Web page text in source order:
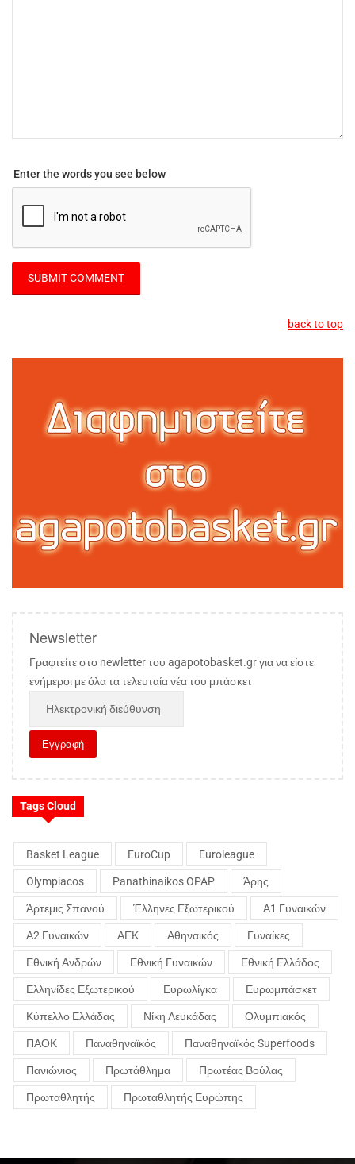
Enter the words you see below
back to top
Newsletter
Γραφτείτε στο newletter του agapotobasket.gr για να είστε
ενήμεροι με όλα τα τελευταία νέα του μπάσκετ
Tags Cloud
Basket League EuroCup Euroleague
Olympiacos Panathinaikos OPAP Άρης
Άρτεμις Σπανού Έλληνες Εξωτερικού Α1 Γυναικών
Α2 Γυναικών ΑΕΚ Αθηναικός Γυναίκες
Εθνική Ανδρών Εθνική Γυναικών Εθνική Ελλάδος
Ελληνίδες Εξωτερικού Ευρωλίγκα Ευρωμπάσκετ
Κύπελλο Ελλάδας Νίκη Λευκάδας Ολυμπιακός
ΠΑΟΚ Παναθηναϊκός Παναθηναϊκός Superfoods
Πανιώνιος Πρωτάθλημα Πρωτέας Βούλας
Πρωταθλητής Πρωταθλητής Ευρώπης